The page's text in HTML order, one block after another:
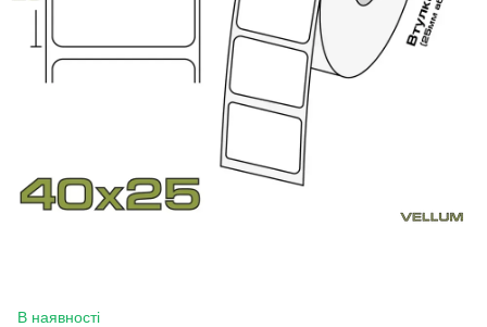
В наявності